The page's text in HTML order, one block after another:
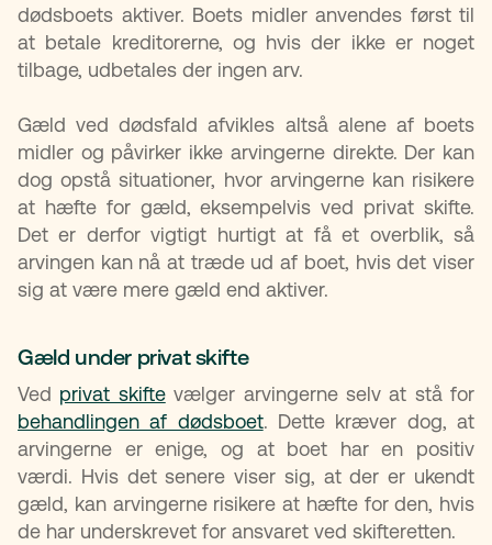
dødsboets aktiver. Boets midler anvendes først til
at betale kreditorerne, og hvis der ikke er noget
tilbage, udbetales der ingen arv.
Gæld ved dødsfald afvikles altså alene af boets
midler og påvirker ikke arvingerne direkte. Der kan
dog opstå situationer, hvor arvingerne kan risikere
at hæfte for gæld, eksempelvis ved privat skifte.
Det er derfor vigtigt hurtigt at få et overblik, så
arvingen kan nå at træde ud af boet, hvis det viser
sig at være mere gæld end aktiver.
Gæld under privat skifte
Ved privat skiftevælger arvingerne selv at stå for
behandlingen af dødsboet. Dette kræver dog, at
arvingerne er enige, og at boet har en positiv
værdi. Hvis det senere viser sig, at der er ukendt
gæld, kan arvingerne risikere at hæfte for den, hvis
de har underskrevet for ansvaret ved skifteretten.